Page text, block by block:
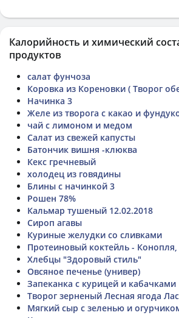
Калорийность и химический
продуктов
салат фунчоза
Коровка из Кореновки ( Творог
Начинка 3
Желе из творога с какао и
чай с лимоном и медом
Салат из свежей капусты
Батончик вишня -клюква
Кекс гречневый
холодец из говядины
Блины с начинкой 3
Рошен 78%
Кальмар тушеный 12.02.2018
Сироп агавы
Куриные желудки со сливками
Протеиновый коктейль -
Хлебцы "Здоровый стиль"
Овсяное печенье (универ)
Запеканка с курицей и кабачками
Творог зерненый Лесная ягода
Мягкий сыр с зеленью и